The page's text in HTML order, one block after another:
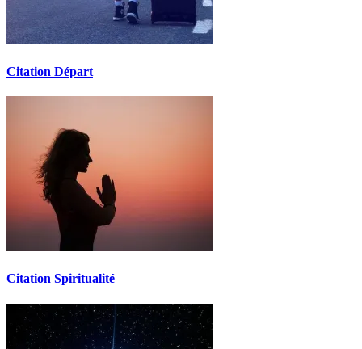
Citation Départ
Citation Spiritualité